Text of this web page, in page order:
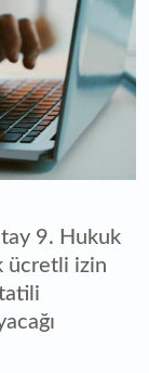
9. Hukuk
ücretli izin